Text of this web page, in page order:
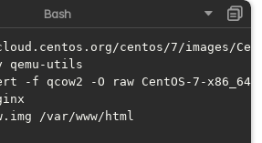
qemu-utils
/var/www/html